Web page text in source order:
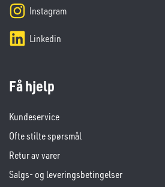
Instagram
Linkedin
Få hjelp
Kundeservice
Ofte stilte spørsmål
Retur av varer
Salgs- og leveringsbetingelser